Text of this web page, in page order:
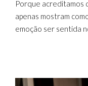
Porque acreditamos
apenas mostram
emoção ser sentida